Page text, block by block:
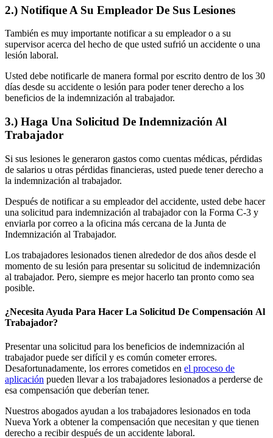
2.) Notifique A Su Empleador De Sus Lesiones
También es muy importante notificar a su empleador o a su
supervisor acerca del hecho de que usted sufrió un accidente o una
lesión laboral.
Usted debe notificarle de manera formal por escrito dentro de los 30
días desde su accidente o lesión para poder tener derecho a los
beneficios de la indemnización al trabajador.
3.) Haga Una Solicitud De Indemnización Al
Trabajador
Si sus lesiones le generaron gastos como cuentas médicas, pérdidas
de salarios u otras pérdidas financieras, usted puede tener derecho a
la indemnización al trabajador.
Después de notificar a su empleador del accidente, usted debe hacer
una solicitud para indemnización al trabajador con la Forma C-3 y
enviarla por correo a la oficina más cercana de la Junta de
Indemnización al Trabajador.
Los trabajadores lesionados tienen alrededor de dos años desde el
momento de su lesión para presentar su solicitud de indemnización
al trabajador. Pero, siempre es mejor hacerlo tan pronto como sea
posible.
¿Necesita Ayuda Para Hacer La Solicitud De Compensación Al
Trabajador?
Presentar una solicitud para los beneficios de indemnización al
trabajador puede ser difícil y es común cometer errores.
Desafortunadamente, los errores cometidos en el proceso de
aplicación pueden llevar a los trabajadores lesionados a perderse de
esa compensación que deberían tener.
Nuestros abogados ayudan a los trabajadores lesionados en toda
Nueva York a obtener la compensación que necesitan y que tienen
derecho a recibir después de un accidente laboral.